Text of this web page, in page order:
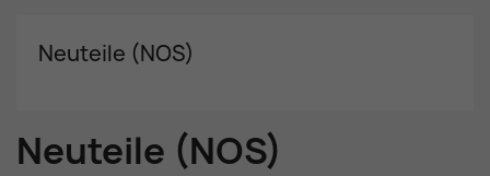
Neuteile (NOS)
Neuteile (NOS)